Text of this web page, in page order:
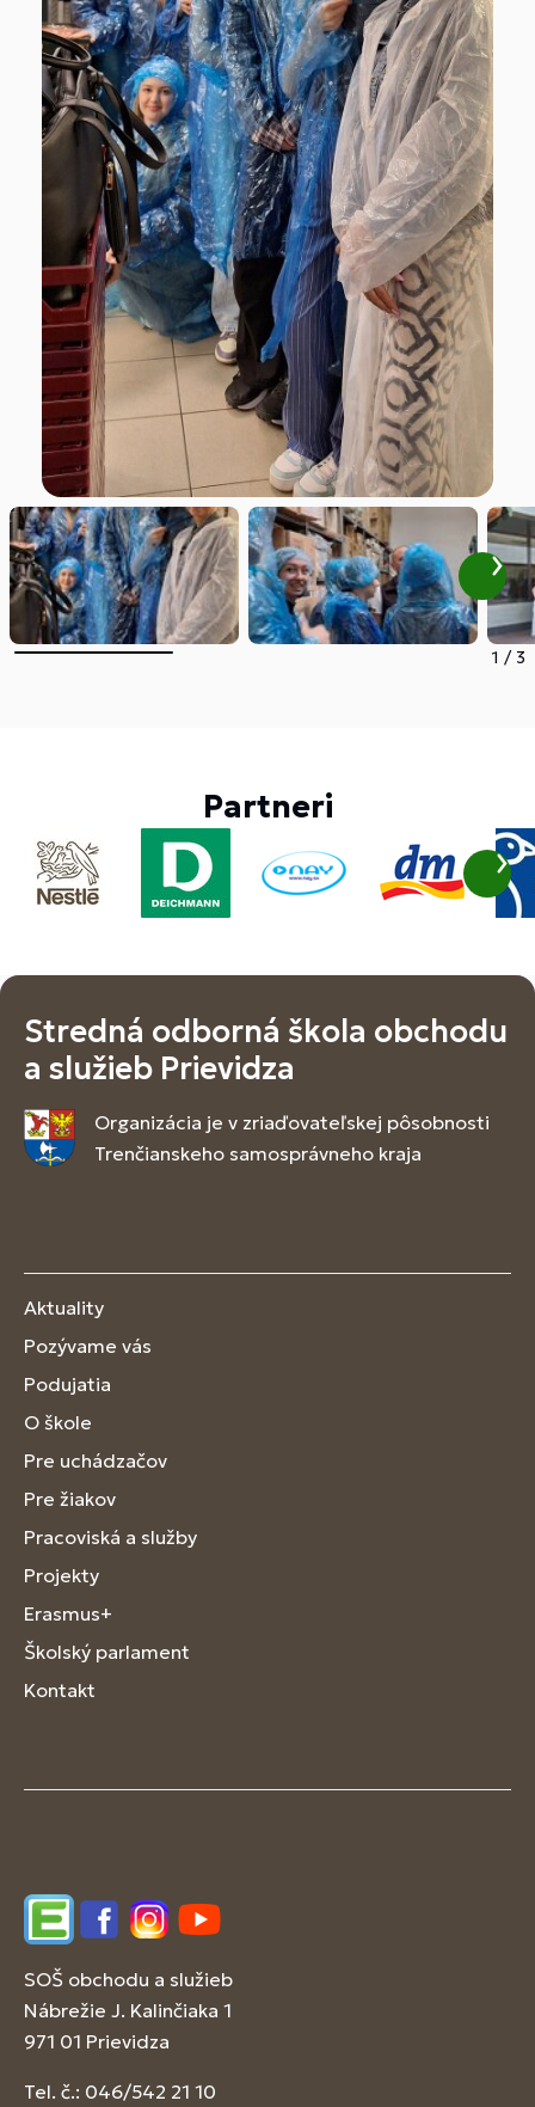
1 / 3
Partneri
Stredná odborná škola obchodu
a služieb Prievidza
Organizácia je v zriaďovateľskej pôsobnosti
Trenčianskeho samosprávneho kraja
Aktuality
Pozývame vás
Podujatia
O škole
Pre uchádzačov
Pre žiakov
Pracoviská a služby
Projekty
Erasmus+
Školský parlament
Kontakt
EdupageFacebookInstagram
YouTube
SOŠ obchodu a služieb
Nábrežie J. Kalinčiaka 1
971 01 Prievidza
Tel. č.: 046/542 21 10